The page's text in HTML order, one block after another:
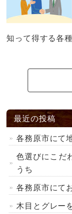
知って得する各
最近の投稿
各務原市にて
色選びにこだ
うち
各務原市にて
木目とグレー